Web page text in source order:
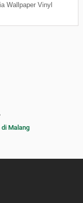
Wallpaper Vinyl
Malang